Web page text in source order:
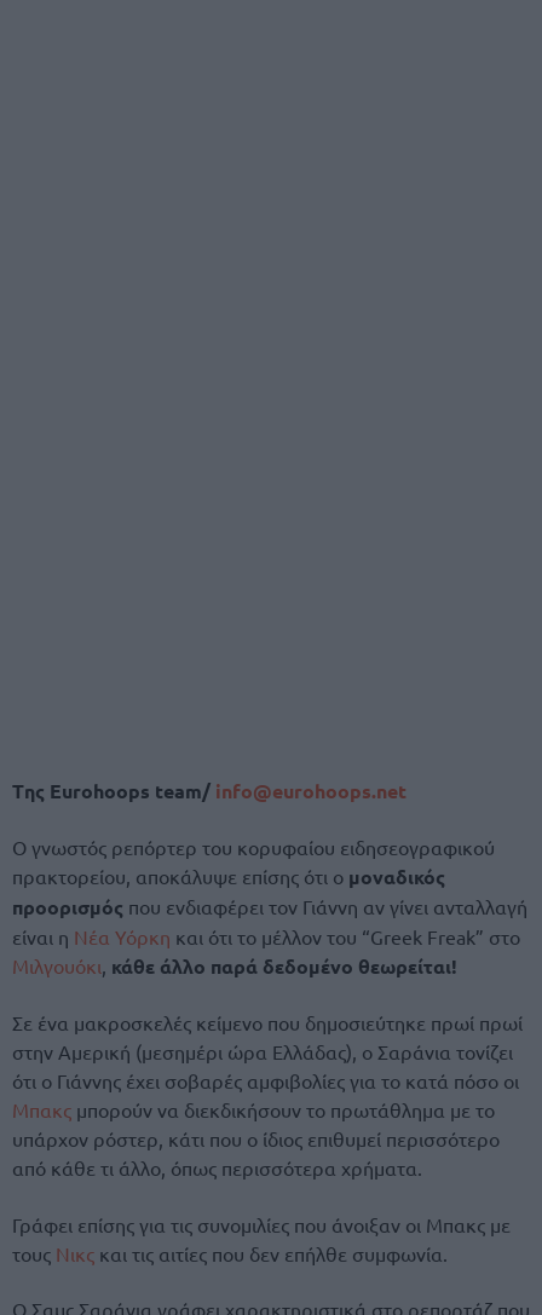
Tης Eurohoops team/ info@eurohoops.net
Ο γνωστός ρεπόρτερ του κορυφαίου ειδησεογραφικού
πρακτορείου, αποκάλυψε επίσης ότι ο μοναδικός
προορισμός που ενδιαφέρει τον Γιάννη αν γίνει ανταλλαγή
είναι η Νέα Υόρκη και ότι το μέλλον του “Greek Freak” στο
Μιλγουόκι, κάθε άλλο παρά δεδομένο θεωρείται!
Σε ένα μακροσκελές κείμενο που δημοσιεύτηκε πρωί πρωί
στην Αμερική (μεσημέρι ώρα Ελλάδας), ο Σαράνια τονίζει
ότι ο Γιάννης έχει σοβαρές αμφιβολίες για το κατά πόσο οι
Μπακς μπορούν να διεκδικήσουν το πρωτάθλημα με το
υπάρχον ρόστερ, κάτι που ο ίδιος επιθυμεί περισσότερο
από κάθε τι άλλο, όπως περισσότερα χρήματα.
Γράφει επίσης για τις συνομιλίες που άνοιξαν οι Μπακς με
τους Νικς και τις αιτίες που δεν επήλθε συμφωνία.
Ο Σαμς Σαράνια γράφει χαρακτηριστικά στο ρεπορτάζ που